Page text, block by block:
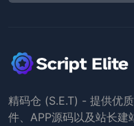
精码仓 (S.E.T) - 提供优
件、APP源码以及站长建